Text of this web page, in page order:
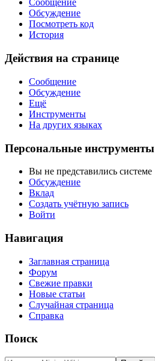
Сообщение
Обсуждение
Посмотреть код
История
Действия на странице
Сообщение
Обсуждение
Ещё
Инструменты
На других языках
Персональные инструменты
Вы не представились системе
Обсуждение
Вклад
Создать учётную запись
Войти
Навигация
Заглавная страница
Форум
Свежие правки
Новые статьи
Случайная страница
Справка
Поиск